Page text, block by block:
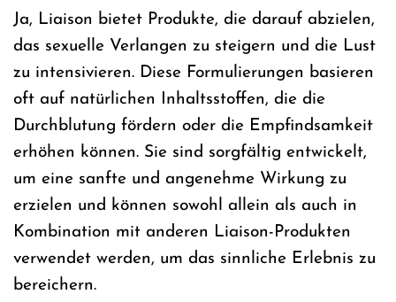
Ja, Liaison bietet Produkte, die darauf abzielen,
das sexuelle Verlangen zu steigern und die Lust
zu intensivieren. Diese Formulierungen basieren
oft auf natürlichen Inhaltsstoffen, die die
Durchblutung fördern oder die Empfindsamkeit
erhöhen können. Sie sind sorgfältig entwickelt,
um eine sanfte und angenehme Wirkung zu
erzielen und können sowohl allein als auch in
Kombination mit anderen Liaison-Produkten
verwendet werden, um das sinnliche Erlebnis zu
bereichern.